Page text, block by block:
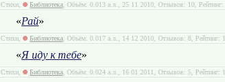
Стихи, Библиотека, Объём: 0.013 а.л., 25 11 2010, Отзывов: 10, Рейтинг:
«Рай»
Стихи, Библиотека, Объём: 0.017 а.л., 14 12 2010, Отзывов: 8, Рейтинг:
«Я иду к тебе»
Стихи, Библиотека, Объём: 0.024 а.л., 16 01 2011, Отзывов: 5, Рейтинг: